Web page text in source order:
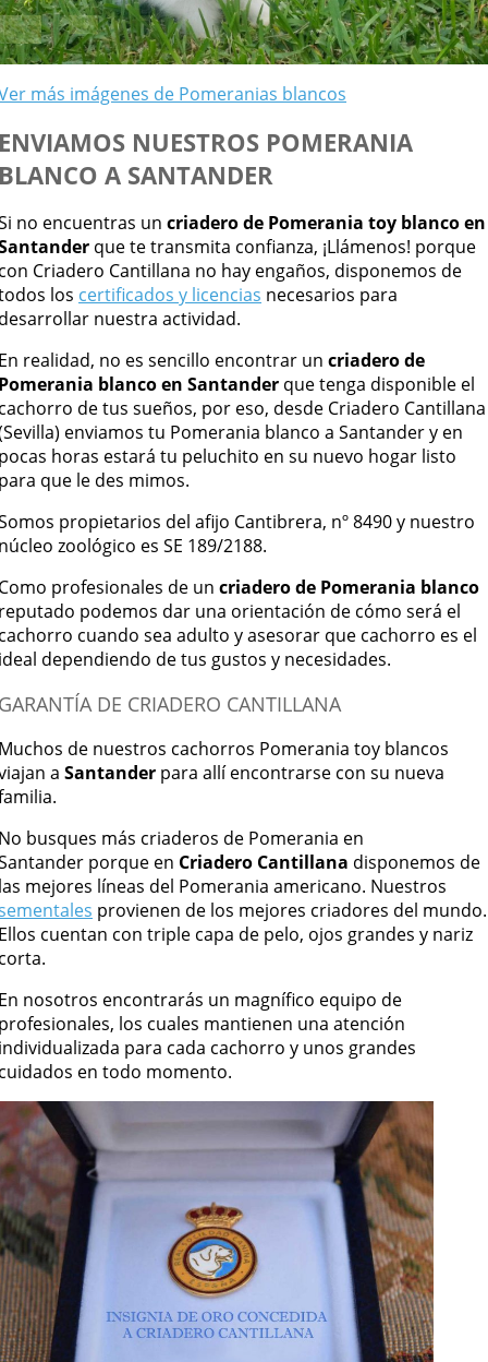
más imágenes de Pomeranias blancos
NUESTROS POMERANIA
A SANTANDER
no encuentras un criadero de Pomerania toy blanco en
que te transmita confianza, ¡Llámenos! porque
Criadero Cantillana no hay engaños, disponemos de
los certificados y licencias necesarios para
nuestra actividad.
realidad, no es sencillo encontrar un criadero de
blanco en Santander que tenga disponible el
de tus sueños, por eso, desde Criadero Cantillana
enviamos tu Pomerania blanco a Santander y en
horas estará tu peluchito en su nuevo hogar listo
que le des mimos.
propietarios del afijo Cantibrera, nº 8490 y nuestro
zoológico es SE 189/2188.
profesionales de un criadero de Pomerania blanco
podemos dar una orientación de cómo será el
cuando sea adulto y asesorar que cachorro es el
dependiendo de tus gustos y necesidades.
DE CRIADERO CANTILLANA
de nuestros cachorros Pomerania toy blancos
a Santander para allí encontrarse con su nueva
busques más criaderos de Pomerania en
porque en Criadero Cantillana disponemos de
mejores líneas del Pomerania americano. Nuestros
provienen de los mejores criadores del mundo.
cuentan con triple capa de pelo, ojos grandes y nariz
nosotros encontrarás un magnífico equipo de
los cuales mantienen una atención
para cada cachorro y unos grandes
en todo momento.